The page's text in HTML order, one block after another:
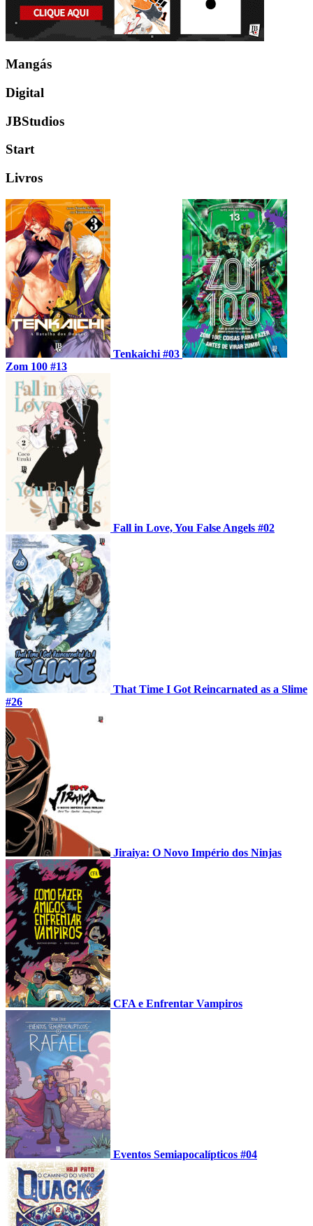
Mangás
Digital
JBStudios
Start
Livros
Tenkaichi #03
Zom 100 #13
Fall in Love, You False Angels #02
That Time I Got Reincarnated as a Slime
#26
Jiraiya: O Novo Império dos Ninjas
CFA e Enfrentar Vampiros
Eventos Semiapocalípticos #04